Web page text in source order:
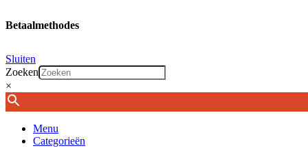
Betaalmethodes
Sluiten
Zoeken
×
Menu
Categorieën